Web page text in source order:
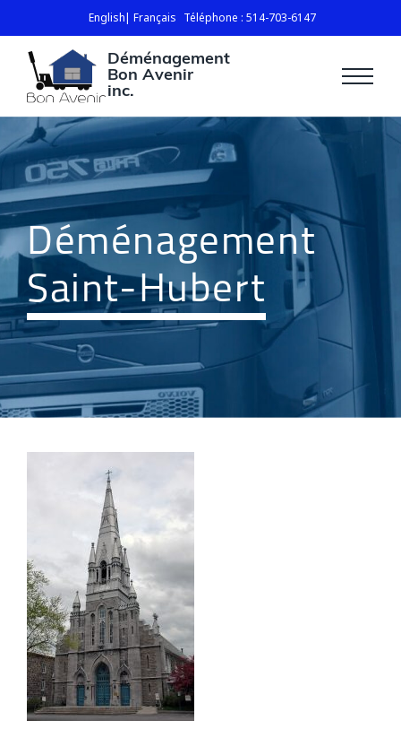
English Français Téléphone : 514-703-6147
Déménagement
Bon Avenir
inc.
Déménagement
Saint-Hubert